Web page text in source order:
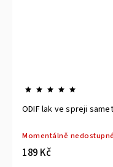
ODIF lak ve spreji
Momentálně nedostupné
189 Kč